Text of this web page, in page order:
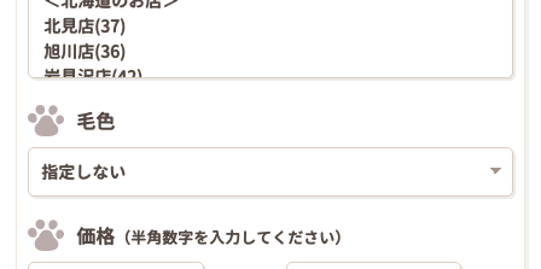
毛色
価格 （半角数字を入力してください）